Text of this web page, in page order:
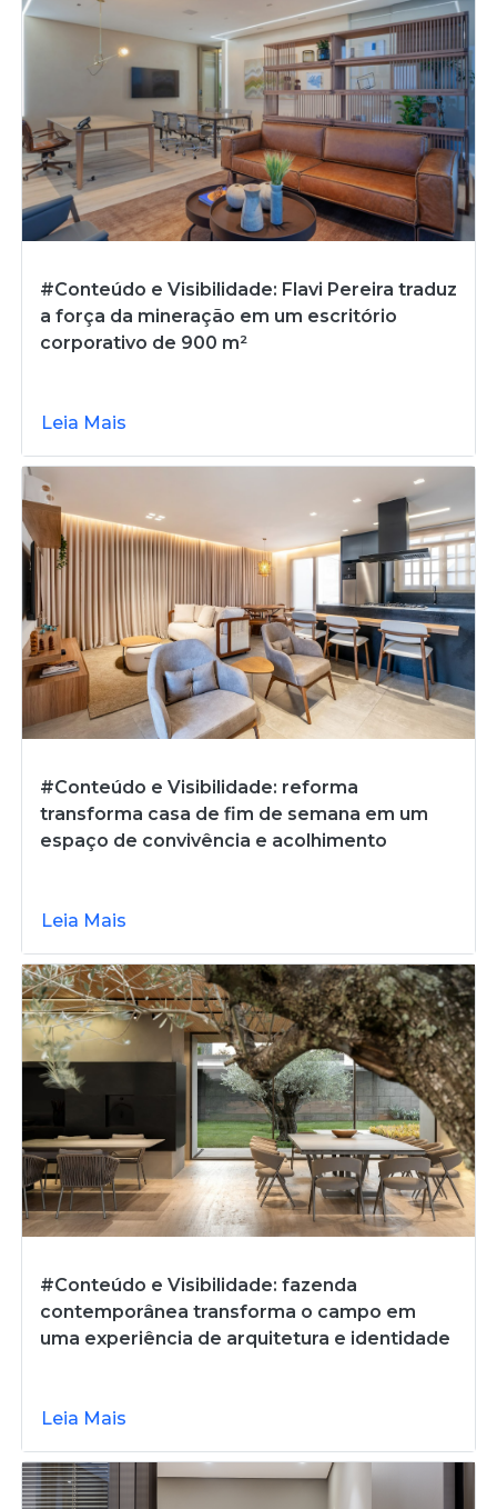
#Conteúdo e Visibilidade: Flavi Pereira traduz
a força da mineração em um escritório
corporativo de 900 m²
Leia Mais
#Conteúdo e Visibilidade: reforma
transforma casa de fim de semana em um
espaço de convivência e acolhimento
Leia Mais
#Conteúdo e Visibilidade: fazenda
contemporânea transforma o campo em
uma experiência de arquitetura e identidade
Leia Mais